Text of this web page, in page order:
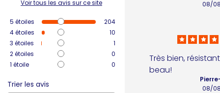
Voir tous les avis sur ce site
5 étoiles
204
4étoiles
10
3 étoiles
1
2étoiles
0
1 étoile 0
Trier les avis
08/
Très bien,
beau!
08/